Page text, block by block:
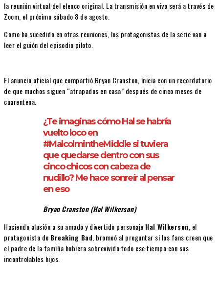
la reunión virtual del elenco original. La transmisión en vivo será a través de
Zoom, el próximo sábado 8 de agosto.
Como ha sucedido en otras reuniones, los protagonistas de la serie van a
leer el guión del episodio piloto.
El anuncio oficial que compartió Bryan Cranston, inicia con un recordatorio
de que muchos siguen “atrapados en casa” después de cinco meses de
cuarentena.
¿Te imaginas cómo Hal se habría
vuelto loco en
#MalcolmintheMiddle si tuviera
que quedarse dentro con sus
cinco chicos con cabeza de
nudillo? Me hace sonreír al pensar
en eso
Bryan Cranston (Hal Wilkerson)
Haciendo alusión a su amado y divertido personaje Hal Wilkerson , el
protagonista de Breaking Bad , bromeó al preguntar si los fans creen que
el padre de la familia hubiera sobrevivido todo ese tiempo con sus
incontrolables hijos.